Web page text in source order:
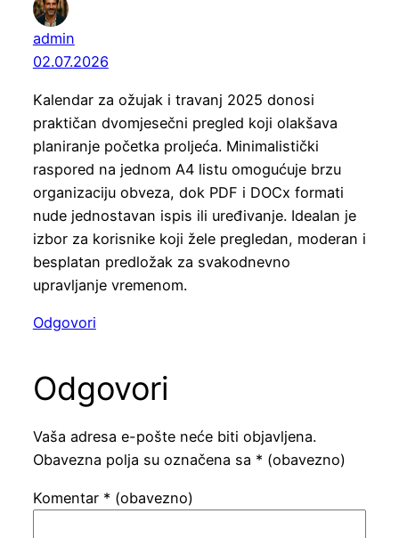
admin
02.07.2026
Kalendar za ožujak i travanj 2025 donosi
praktičan dvomjesečni pregled koji olakšava
planiranje početka proljeća. Minimalistički
raspored na jednom A4 listu omogućuje brzu
organizaciju obveza, dok PDF i DOCx formati
nude jednostavan ispis ili uređivanje. Idealan je
izbor za korisnike koji žele pregledan, moderan i
besplatan predložak za svakodnevno
upravljanje vremenom.
Odgovori
Odgovori
Vaša adresa e-pošte neće biti objavljena.
Obavezna polja su označena sa * (obavezno)
Komentar * (obavezno)